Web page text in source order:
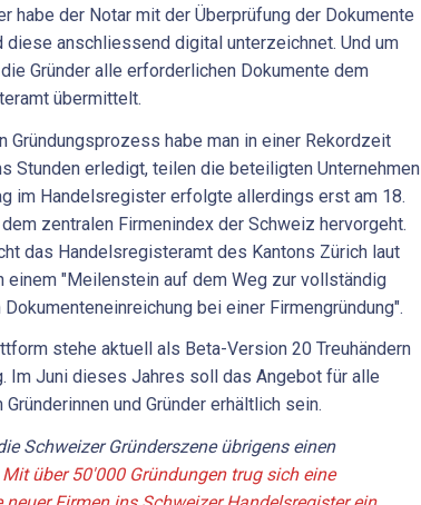
habe der Notar mit der Überprüfung der Dokumente
diese anschliessend digital unterzeichnet. Und um
Gründer alle erforderlichen Dokumente dem
übermittelt.
Gründungsprozess habe man in einer Rekordzeit
Stunden erledigt, teilen die beteiligten Unternehmen
im Handelsregister erfolgte allerdings erst am 18.
zentralen Firmenindex der Schweiz hervorgeht.
das Handelsregisteramt des Kantons Zürich laut
einem "Meilenstein auf dem Weg zur vollständig
bei einer Firmengründung".
stehe aktuell als Beta-Version 20 Treuhändern
Im Juni dieses Jahres soll das Angebot für alle
und Gründer erhältlich sein.
Schweizer Gründerszene übrigens einen
Mit über 50'000 Gründungen trug sich eine